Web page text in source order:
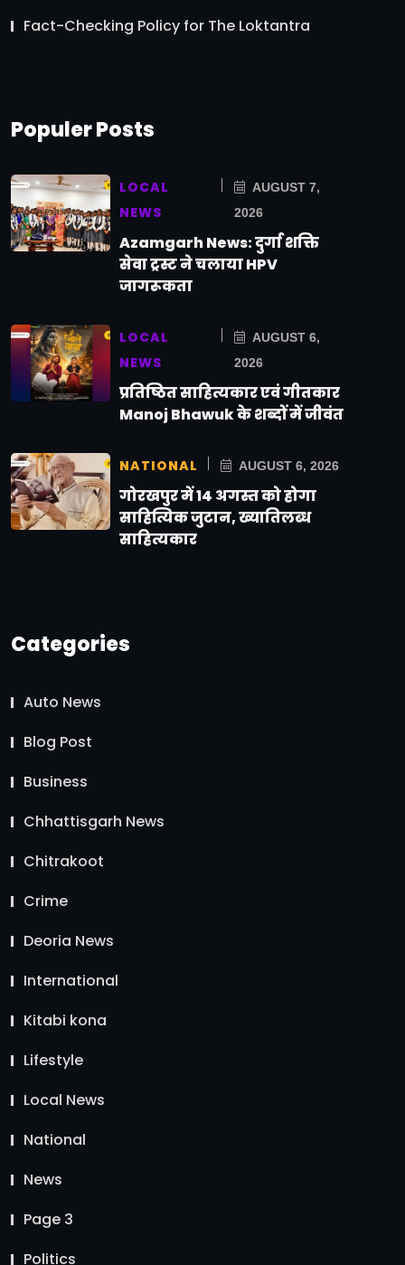
Fact-Checking Policy for The Loktantra
Populer Posts
LOCAL
NEWS
AUGUST 7,
2026
Azamgarh News: दुर्गा शक्ति
सेवा ट्रस्ट ने चलाया HPV
जागरूकता
LOCAL
NEWS
AUGUST 6,
2026
प्रतिष्ठित साहित्यकार एवं गीतकार
Manoj Bhawuk के शब्दों में जीवंत
NATIONAL AUGUST 6, 2026
गोरखपुर में 14 अगस्त को होगा
साहित्यिक जुटान, ख्यातिलब्ध
साहित्यकार
Categories
Auto News
Blog Post
Business
Chhattisgarh News
Chitrakoot
Crime
Deoria News
International
Kitabi kona
Lifestyle
Local News
National
News
Page 3
Politics